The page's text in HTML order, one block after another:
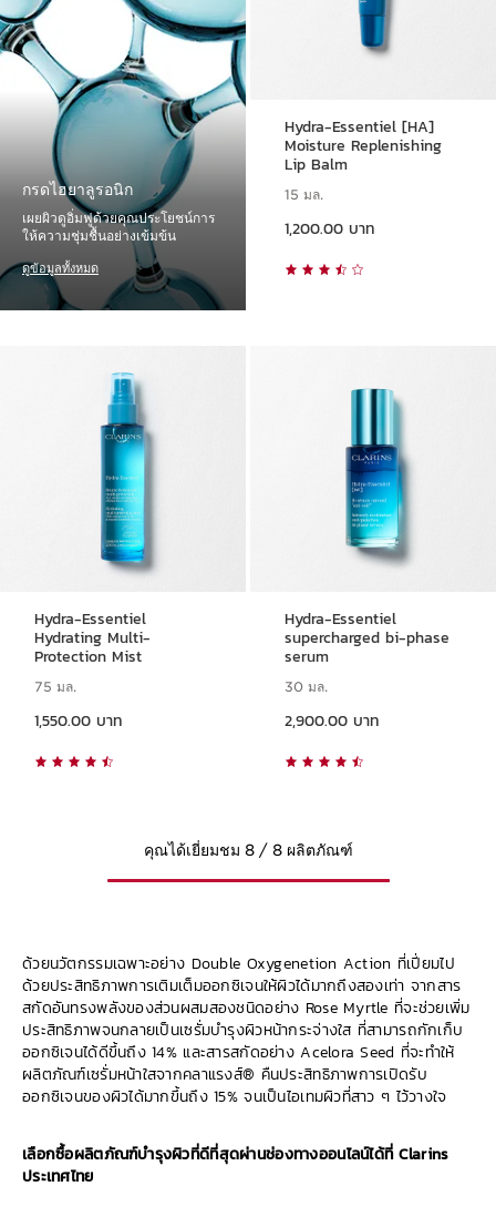
กรดไฮยาลูรอนิก
เผยผิวดูอิ่มฟูด้วยคุณประโยชน์การ
ให้ความชุ่มชื้นอย่างเข้มข้น
ดูข้อมูลทั้งหมด
Hydra-Essentiel [HA]
Moisture Replenishing
Lip Balm
15 มล.
ราคาปัจจุบัน 1,200.00 บาท
1,200.00 บาท
Hydra-Essentiel
Hydrating Multi-
Protection Mist
75 มล.
ราคาปัจจุบัน 1,550.00 บาท
1,550.00 บาท
Hydra-Essentiel
supercharged bi-phase
serum
30 มล.
2,900.00 บาท
คุณได้เยี่ยมชม 8 / 8 ผลิตภัณฑ์
ด้วยนวัตกรรมเฉพาะอย่าง Double Oxygenetion Action ที่เปี่ยมไป
ด้วยประสิทธิภาพการเติมเต็มออกซิเจนให้ผิวได้มากถึงสองเท่า จากสาร
สกัดอันทรงพลังของส่วนผสมสองชนิดอย่าง Rose Myrtle ที่จะช่วยเพิ่ม
ประสิทธิภาพจนกลายเป็นเซรั่มบำรุงผิวหน้ากระจ่างใส ที่สามารถกักเก็บ
ออกซิเจนได้ดีขึ้นถึง 14% และสารสกัดอย่าง Acelora Seed ที่จะทำให้
ผลิตภัณฑ์เซรั่มหน้าใสจากคลาแรงส์® คืนประสิทธิภาพการเปิดรับ
ออกซิเจนของผิวได้มากขึ้นถึง 15% จนเป็นไอเทมผิวที่สาว ๆ ไว้วางใจ
เลือกซื้อผลิตภัณฑ์บำรุงผิวที่ดีที่สุดผ่านช่องทางออนไลน์ได้ที่ Clarins
ประเทศไทย